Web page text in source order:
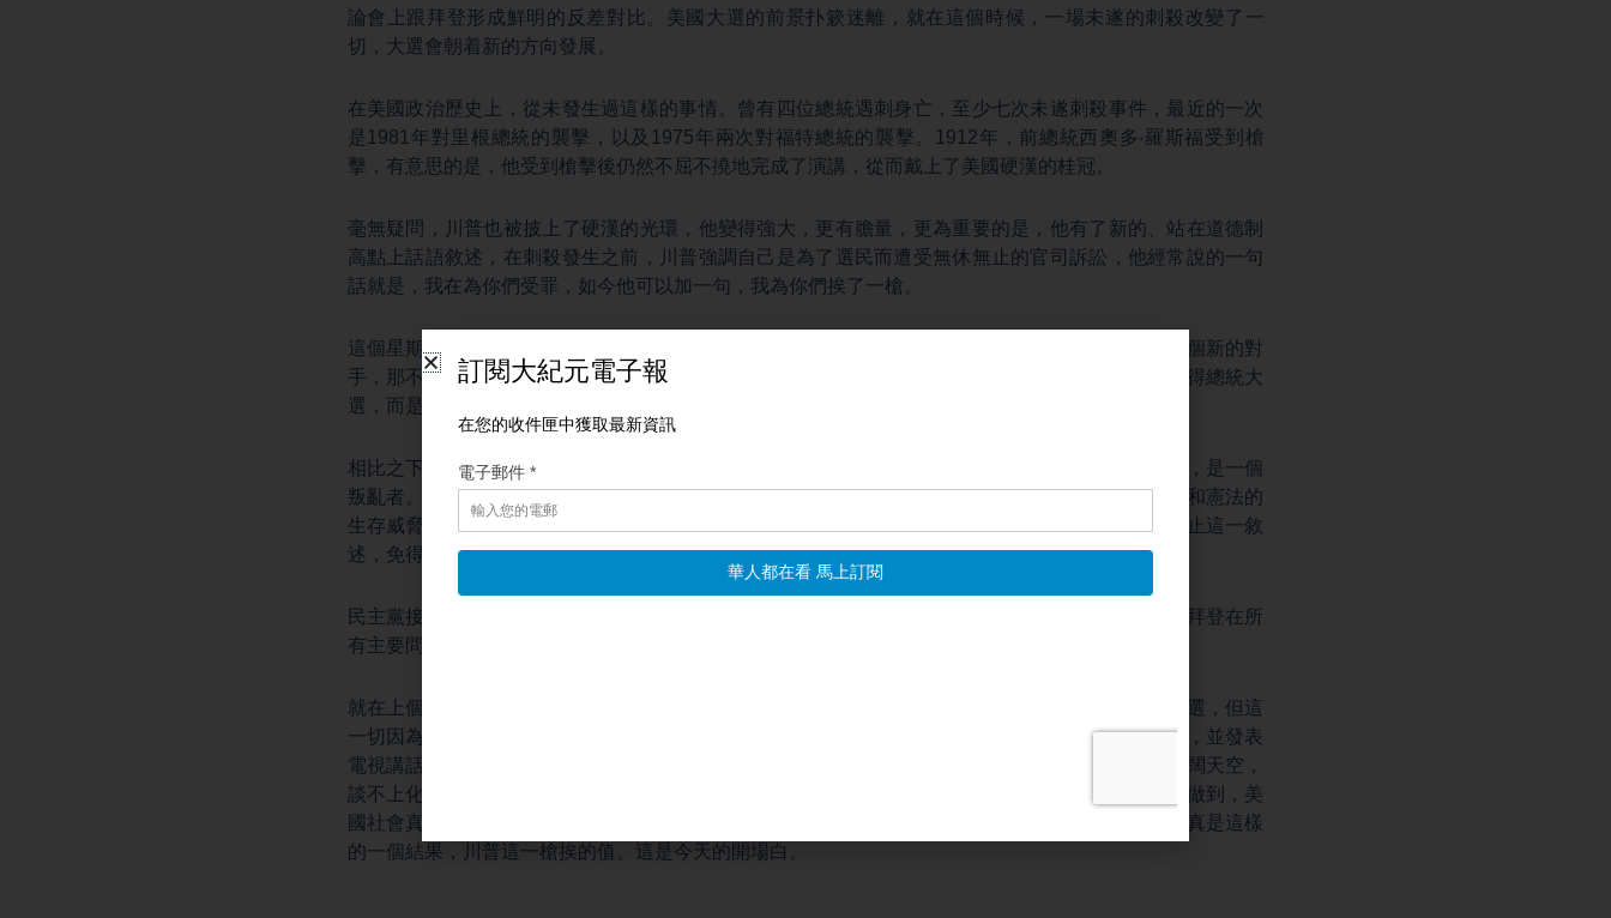
論會上跟拜登形成鮮明的反差對比。美國大選的前景扑簌迷離，就在這個時候，一場未遂的刺殺改變了一
切，大選會朝着新的方向發展。
在美國政治歷史上，從未發生過這樣的事情。曾有四位總統遇刺身亡，至少七次未遂刺殺事件，最近的一次
是1981年對里根總統的襲擊，以及1975年兩次對福特總統的襲擊。1912年，前總統西奧多‧羅斯福受到槍
擊，有意思的是，他受到槍擊後仍然不屈不撓地完成了演講，從而戴上了美國硬漢的桂冠。
毫無疑問，川普也被披上了硬漢的光環，他變得強大，更有膽量，更為重要的是，他有了新的、站在道德制
高點上話語敘述，在刺殺發生之前，川普強調自己是為了選民而遭受無休無止的官司訴訟，他經常說的一句
話就是，我在為你們受罪，如今他可以加一句，我為你們挨了一槍。
這個星期的共和黨大會不像是提名，更像是川普的加冕典禮，而且他站在一個新的高點，他有了一個新的對
手，那不是民主黨，不是民主黨提名人，而是美國朝野仇恨和分裂的气候，他的挑戰不再僅僅是贏得總統大
選，而是彌合美國朝野的裂痕，讓美國真正的再次強大。
相比之下，民主黨陣營失去了話語權，多年來，他們把川普說成是民主和法制的威脅，是一個罪犯，是一個
叛亂者。民主党人已經失去了他們的敘述，至少目前如此。多年來，他們聲稱特朗普先生是對民主和憲法的
生存威脅，是一個罪犯和叛亂者，沒有資格當總統，甚至沒有資格選總統，現在，民主黨不得不停止這一敘
述，免得背上宣揚仇恨的包袱。
民主黨接下來能跟川普抗衡的，就是拜登的政績，然而這種策略效果不大，因為除了墮胎問題外，拜登在所
有主要問題上的民意調查結果都很低迷。
就在上個週末之前，今年美國大選被認為是歷史上最為涇渭分明，最為人身攻擊，甚至最流氓的大選，但這
一切因為川普挨了一槍而改變，確切的說，可能因此而改變。拜登總統很快打電話給川普表達慰問，並發表
電視講話，如果這次刺殺未遂之後，美國選民從對立走向求同存異，從你死我活走向各退一步、海闊天空，
談不上化敵為友，但彼此尊重對方，給予對方政治對手應有的尊重。如果川普真能做到，兩黨真能做到，美
國社會真能做到，這將是一個奇跡，以最微小的代價拯救了國家，免于再次遭受過去太多的悲劇，真是這樣
的一個結果，川普這一槍挨的值。這是今天的開場白。